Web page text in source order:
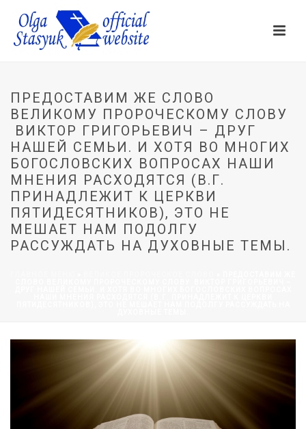
ПРЕДОСТАВИМ ЖЕ СЛОВО
ВЕЛИКОМУ ПРОРОЧЕСКОМУ СЛОВУ
ВИКТОР ГРИГОРЬЕВИЧ – ДРУГ
НАШЕЙ СЕМЬИ. И ХОТЯ ВО МНОГИХ
БОГОСЛОВСКИХ ВОПРОСАХ НАШИ
МНЕНИЯ РАСХОДЯТСЯ (В.Г.
ПРИНАДЛЕЖИТ К ЦЕРКВИ
ПЯТИДЕСЯТНИКОВ), ЭТО НЕ
МЕШАЕТ НАМ ПОДОЛГУ
РАССУЖДАТЬ НА ДУХОВНЫЕ ТЕМЫ.